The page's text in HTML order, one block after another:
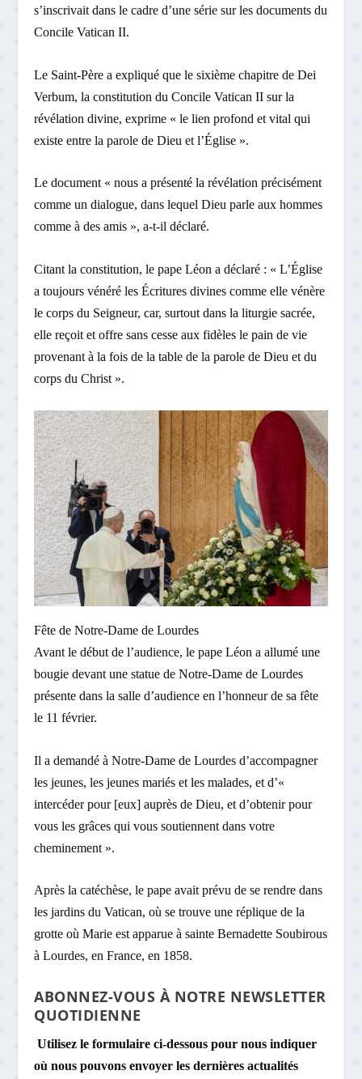
s’inscrivait dans le cadre d’une série sur les documents du
Concile Vatican II.
Le Saint-Père a expliqué que le sixième chapitre de Dei
Verbum, la constitution du Concile Vatican II sur la
révélation divine, exprime « le lien profond et vital qui
existe entre la parole de Dieu et l’Église ».
Le document « nous a présenté la révélation précisément
comme un dialogue, dans lequel Dieu parle aux hommes
comme à des amis », a-t-il déclaré.
Citant la constitution, le pape Léon a déclaré : « L’Église
a toujours vénéré les Écritures divines comme elle vénère
le corps du Seigneur, car, surtout dans la liturgie sacrée,
elle reçoit et offre sans cesse aux fidèles le pain de vie
provenant à la fois de la table de la parole de Dieu et du
corps du Christ ».
Fête de Notre-Dame de Lourdes
Avant le début de l’audience, le pape Léon a allumé une
bougie devant une statue de Notre-Dame de Lourdes
présente dans la salle d’audience en l’honneur de sa fête
le 11 février.
Il a demandé à Notre-Dame de Lourdes d’accompagner
les jeunes, les jeunes mariés et les malades, et d’«
intercéder pour [eux] auprès de Dieu, et d’obtenir pour
vous les grâces qui vous soutiennent dans votre
cheminement ».
Après la catéchèse, le pape avait prévu de se rendre dans
les jardins du Vatican, où se trouve une réplique de la
grotte où Marie est apparue à sainte Bernadette Soubirous
à Lourdes, en France, en 1858.
ABONNEZ-VOUS À NOTRE NEWSLETTER
QUOTIDIENNE
Utilisez le formulaire ci-dessous pour nous indiquer
où nous pouvons envoyer les dernières actualités